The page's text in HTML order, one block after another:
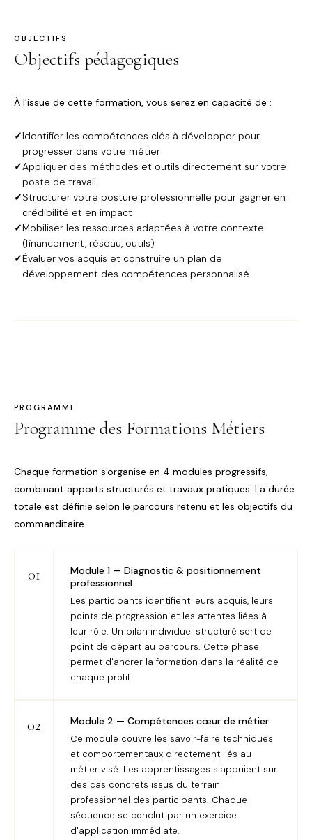
OBJECTIFS
Objectifs pédagogiques
À l'issue de cette formation, vous serez en capacité de :
✓Identifier les compétences clés à développer pour
progresser dans votre métier
✓Appliquer des méthodes et outils directement sur votre
poste de travail
✓Structurer votre posture professionnelle pour gagner en
crédibilité et en impact
✓Mobiliser les ressources adaptées à votre contexte
(financement, réseau, outils)
✓Évaluer vos acquis et construire un plan de
développement des compétences personnalisé
PROGRAMME
Programme des Formations Métiers
Chaque formation s'organise en 4 modules progressifs,
combinant apports structurés et travaux pratiques. La durée
totale est définie selon le parcours retenu et les objectifs du
commanditaire.
01
Module 1 — Diagnostic & positionnement
professionnel
Les participants identifient leurs acquis, leurs
points de progression et les attentes liées à
leur rôle. Un bilan individuel structuré sert de
point de départ au parcours. Cette phase
permet d'ancrer la formation dans la réalité de
chaque profil.
02 Module 2 — Compétences cœur de métier
Ce module couvre les savoir-faire techniques
et comportementaux directement liés au
métier visé. Les apprentissages s'appuient sur
des cas concrets issus du terrain
professionnel des participants. Chaque
séquence se conclut par un exercice
d'application immédiate.